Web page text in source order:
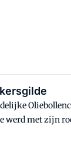
werd met zijn